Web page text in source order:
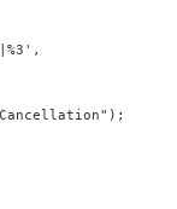
Cancellation");